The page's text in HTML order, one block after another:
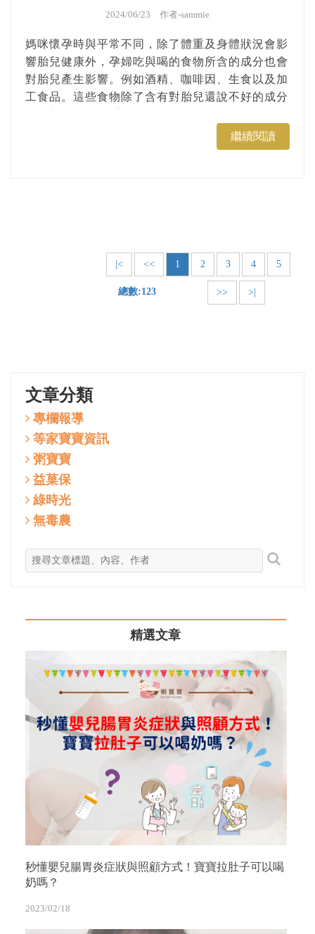
解！
2024/06/23 作者-sammie
媽咪懷孕時與平常不同，除了體重及身體狀況會影
響胎兒健康外，孕婦吃與喝的食物所含的成分也會
對胎兒產生影響。例如酒精、咖啡因、生食以及加
工食品。這些食物除了含有對胎兒還說不好的成分
期間飲食注意事項，以及懷孕不可以吃的東西。讓
媽咪能在懷孕初中後期吃的開心又健康。...
繼續閱讀
|< << 1 2 3 4 5
>> >|
總數:123
文章分類
專欄報導
等家寶寶資訊
粥寶寶
益菓保
綠時光
無毒農
精選文章
秒懂嬰兒腸胃炎症狀與照顧方式！寶寶拉肚子可以喝
奶嗎？
2023/02/18